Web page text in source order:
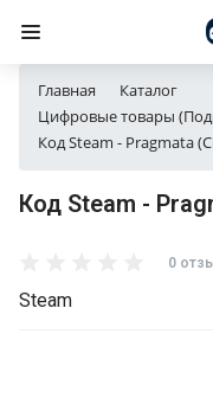
Главная
Каталог
Цифровые товары
Код Steam - Pragmata
Код Steam -
0
Steam